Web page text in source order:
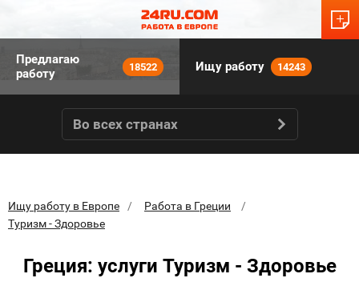
Предлагаю
работу
18522 Ищу работу 14243
Во всех странах
Ищу работу в Европе
Работа в Греции
Туризм - Здоровье
Греция: услуги Туризм - Здоровье